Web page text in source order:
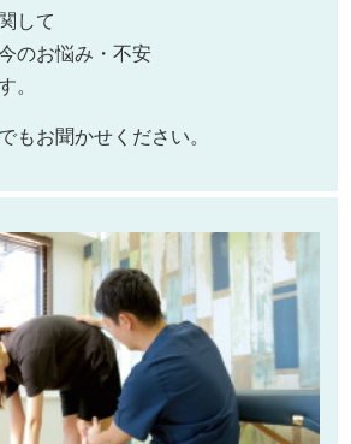
して
のお悩み・不安
。
もお聞かせください。